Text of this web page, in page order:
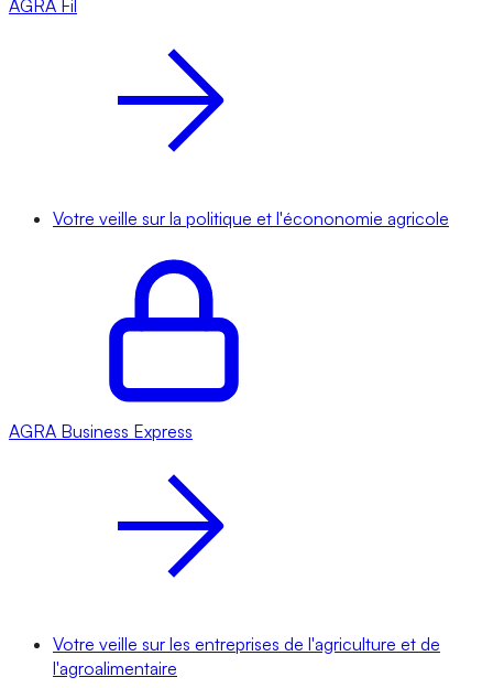
AGRA Fil
Votre veille sur la politique et l'écononomie agricole
AGRA Business Express
Votre veille sur les entreprises de l'agriculture et de
l'agroalimentaire